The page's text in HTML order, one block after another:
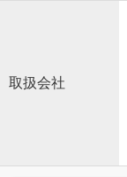
取扱会社